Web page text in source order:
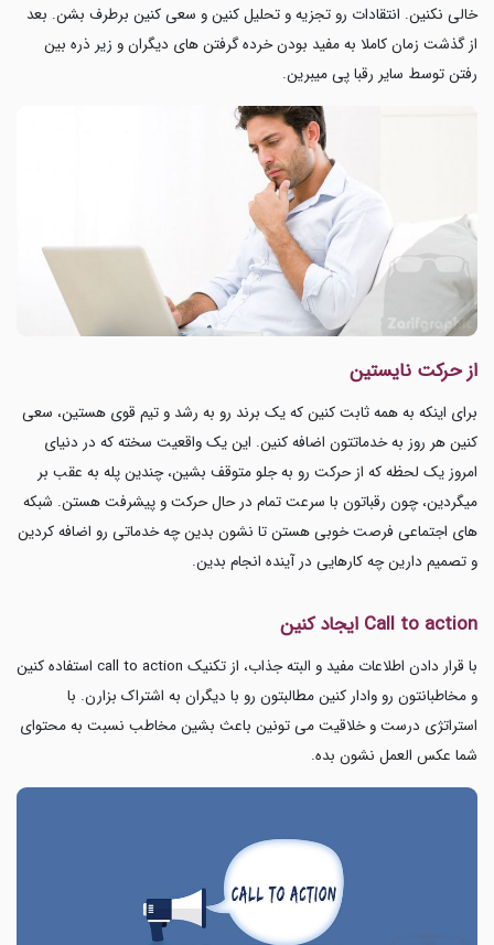
خالی نکنین. انتقادات رو تجزیه و تحلیل کنین و سعی کنین برطرف بشن. بعد
از گذشت زمان کاملا به مفید بودن خرده گرفتن های دیگران و زیر ذره بین
رفتن توسط سایر رقبا پی میبرین.
از حرکت نایستین
برای اینکه به همه ثابت کنین که یک برند رو به رشد و تیم قوی هستین، سعی
کنین هر روز به خدماتتون اضافه کنین. این یک واقعیت سخته که در دنیای
امروز یک لحظه که از حرکت رو به جلو متوقف بشین، چندین پله به عقب بر
میگردین، چون رقباتون با سرعت تمام در حال حرکت و پیشرفت هستن. شبکه
های اجتماعی فرصت خوبی هستن تا نشون بدین چه خدماتی رو اضافه کردین
و تصمیم دارین چه کارهایی در آینده انجام بدین.
Call to action ایجاد کنین
با قرار دادن اطلاعات مفید و البته جذاب، از تکنیک call to action استفاده کنین
و مخاطبانتون رو وادار کنین مطالبتون رو با دیگران به اشتراک بزارن. با
استراتژی درست و خلاقیت می تونین باعث بشین مخاطب نسبت به محتوای
شما عکس العمل نشون بده.